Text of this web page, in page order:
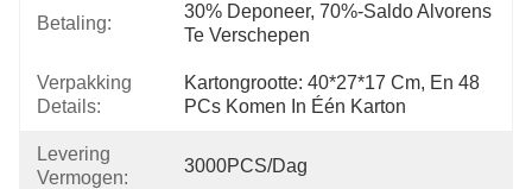
Betaling:
30% Deponeer, 70%-Saldo Alvorens
Te Verschepen
Verpakking
Details:
Kartongrootte: 40*27*17 Cm, En 48
PCs Komen In Één Karton
Levering
Vermogen:
3000PCS/dag